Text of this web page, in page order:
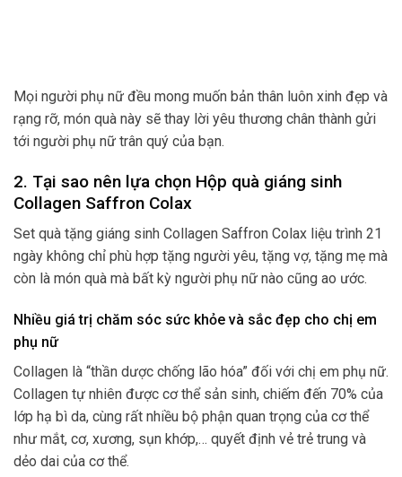
Mọi người phụ nữ đều mong muốn bản thân luôn xinh đẹp và
rạng rỡ, món quà này sẽ thay lời yêu thương chân thành gửi
tới người phụ nữ trân quý của bạn.
2. Tại sao nên lựa chọn Hộp quà giáng sinh
Collagen Saffron Colax
Set quà tặng giáng sinh Collagen Saffron Colax liệu trình 21
ngày không chỉ phù hợp tặng người yêu, tặng vợ, tặng mẹ mà
còn là món quà mà bất kỳ người phụ nữ nào cũng ao ước.
Nhiều giá trị chăm sóc sức khỏe và sắc đẹp cho chị em
phụ nữ
Collagen là “thần dược chống lão hóa” đối với chị em phụ nữ.
Collagen tự nhiên được cơ thể sản sinh, chiếm đến 70% của
lớp hạ bì da, cùng rất nhiều bộ phận quan trọng của cơ thể
như mắt, cơ, xương, sụn khớp,… quyết định vẻ trẻ trung và
dẻo dai của cơ thể.